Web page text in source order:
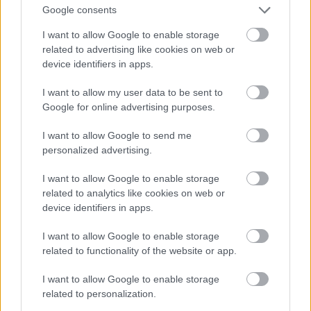
Google consents
I want to allow Google to enable storage
related to advertising like cookies on web or
device identifiers in apps.
I want to allow my user data to be sent to
Google for online advertising purposes.
I want to allow Google to send me
personalized advertising.
I want to allow Google to enable storage
related to analytics like cookies on web or
device identifiers in apps.
I want to allow Google to enable storage
related to functionality of the website or app.
I want to allow Google to enable storage
related to personalization.
De ne aggód, már csak pár hetet kell várnod, és
fogod látni, mire is képes pártunk és kormányunk..!
A jó hír az, hogy viktorkának már rohamsisakja is
van, nem csak golyóálló mellénye, szóval
aggodalmra semmi ok!
Ballib Cenzúrázók Réme 27
8 éve
Budaházi és Morvai Krisztina mindig is igaz magyar
nemzetien érző igaz hazafiak voltak. Nincs is tehát
máshol helyük mint a Fideszben, Orbán Viktor
mellett. Ha a hazaáruló ballibeknek ez nem tetszik,
akkor szerezzenek be ők is maguknak hasonló ritka
értékű magyarokat, akiknek gránátba kellene vésni a
nevüket.
Csak hogy hozzájuk nem állnak át se a Budaháziék,